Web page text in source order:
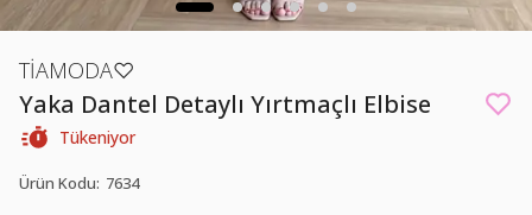
TİAMODA♡
Yaka Dantel Detaylı Yırtmaçlı Elbise
Tükeniyor
Ürün Kodu: 7634